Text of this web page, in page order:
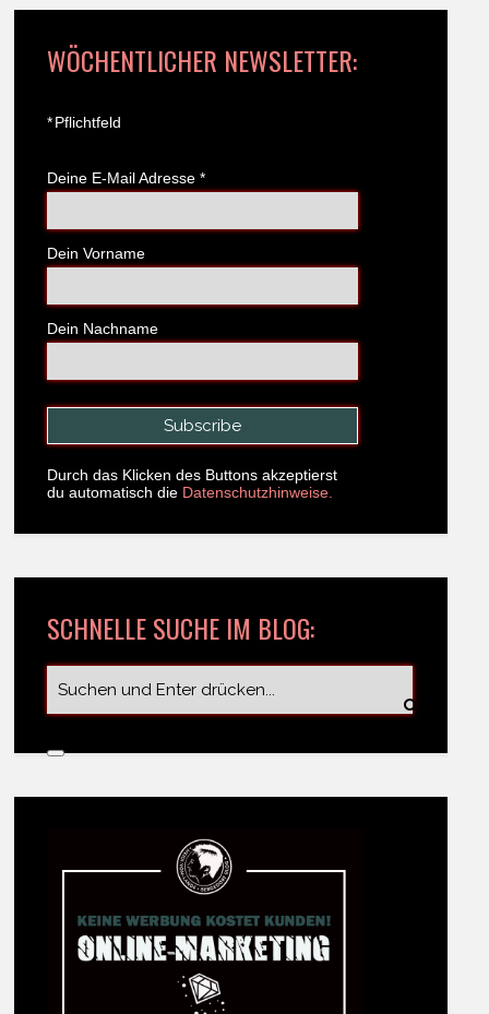
WÖCHENTLICHER NEWSLETTER:
*Pflichtfeld
Deine E-Mail Adresse *
Dein Vorname
Dein Nachname
Durch das Klicken des Buttons akzeptierst
du automatisch die Datenschutzhinweise.
SCHNELLE SUCHE IM BLOG: